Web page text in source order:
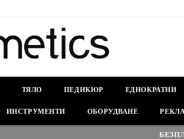
ТЯЛО ПЕДИКЮР ЕДНОКРАТНИ
ИНСТРУМЕНТИ ОБОРУДВАНЕ